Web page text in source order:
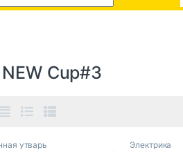
Cup#3
утварь Электрика